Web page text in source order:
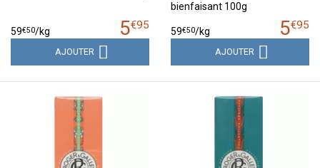
5€95
59€50/kg
AJOUTER
bienfaisant 100g
5€95
59€50/kg
AJOUTER